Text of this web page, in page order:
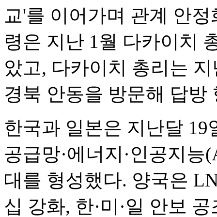
교'를 이어가며 관계 안
령은 지난 1월 다카이치
았고, 다카이치 총리는
경북 안동을 방문해 답방
한국과 일본은 지난달
공급망·에너지·인공지
대를 형성했다. 양국은
십 강화, 한·미·일 안보